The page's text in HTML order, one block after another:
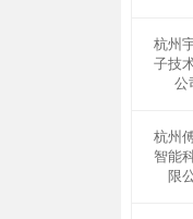
杭州
子技
公
杭州
智能
限